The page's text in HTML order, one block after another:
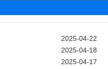
2025-04-22
2025-04-18
2025-04-17